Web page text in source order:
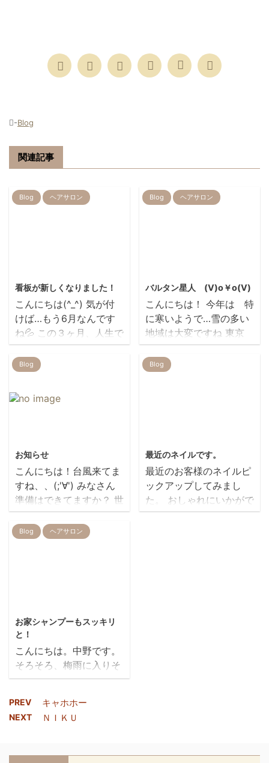
-Blog
関連記事
Blog ヘアサロン
看板が新しくなりました！
こんにちは(^_^) 気が付
けば…もう6月なんです
ね💦 この３ヶ月、人生で
経験したたことのない世
の中に 不安な日々でした
少しづつ再開し始めまし
たね！ まだ終わったわけ
まいります(>_<) いつか
マスクを外して、安心で
きる世の中になる日まで
お客様にも消毒などのご
協力、予約の時間のご協
ご協力お願いいたしま
Blog ヘアサロン
バルタン星人 (V)o￥o(V)
こんにちは！ 今年は 特
に寒いようで…雪の多い
地域は大変ですね 東京
は 雪も降らなけれ
ば… 雨も降らない… 全
かくて気持ちいい 指がス
ーッと すっきりした感
じ しっとり～♡ など
と、お声をいただいてま
す こんなに小さな
Blog
お知らせ
こんにちは！台風来てま
すね、、(;'∀') みなさん
準備はできてますか？ 世
界中が注目するくらい馬
鹿でかい台風が来ている
れません、お電話で確認
のうえご来店ください。
尚、１３日は通常通り営
業します。 あと、１４日
～１６日までREIRはお休
しくお願いいたします！
<(_ _)> みなさんどうか
Blog
最近のネイルです。
最近のお客様のネイルピ
ックアップしてみまし
た。 おしゃれにいかがで
すか
Blog ヘアサロン
お家シャンプーもスッキリ
と！
こんにちは。中野です。
そろそろ、梅雨に入りそ
うですね…(^^;) 梅雨時
ト 嫌ですね！ REIR
は、シャンプーも最高に
PREV キャホホー
NEXT ＮＩＫＵ